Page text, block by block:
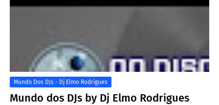
Mundo Dos DJs - Dj Elmo Rodrigues
Mundo dos DJs by Dj Elmo Rodrigues